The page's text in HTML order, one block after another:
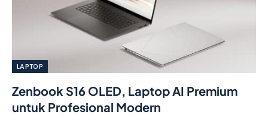
LAPTOP
Zenbook S16 OLED, Laptop AI Premium
untuk Profesional Modern